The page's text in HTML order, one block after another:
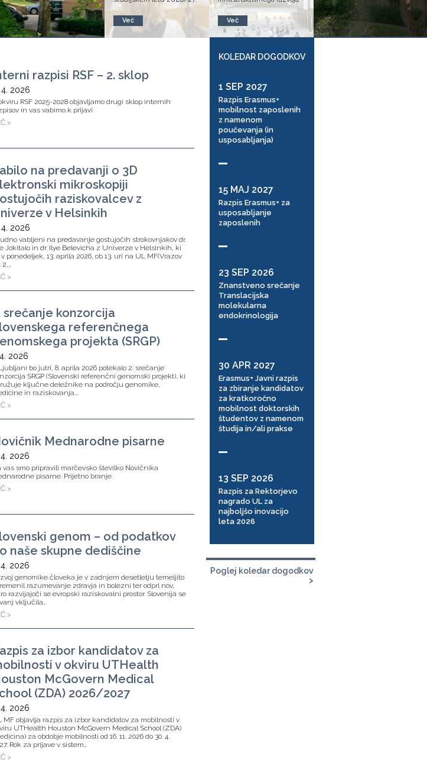
Več
Več
razpisi RSF – 2. sklop
4. 2026
RSF 2025-2028 objavljamo drugi sklop internih
in vas vabimo k prijavi
>
na predavanji o 3D
mikroskopiji
raziskovalcev z
v Helsinkih
4. 2026
vabljeni na predavanje gostujočih strokovnjakov dr.
Jokitalo in dr. Ilye Belevicha z Univerze v Helsinkih, ki
v ponedeljek, 13. aprila 2026, ob 13. uri na UL MF(Vrazov
2,…
>
srečanje konzorcija
referenčnega
projekta (SRGP)
2026
bo jutri, 8. aprila 2026 potekalo 2. srečanje
SRGP (Slovenski referenčni genomski projekt), ki
ključne deležnike na področju genomike,
in raziskovanja.…
>
Mednarodne pisarne
2026
vas smo pripravili marčevsko številko Novičnika
pisarne. Prijetno branje.
>
genom – od podatkov
naše skupne dediščine
2026
genomike človeka je v zadnjem desetletju temeljito
razumevanje zdravja in bolezni ter odprl nov,
razvijajoči se evropski raziskovalni prostor. Slovenija se
vključila…
>
za izbor kandidatov za
v okviru UTHealth
McGovern Medical
(ZDA) 2026/2027
2026
MF objavlja razpis za izbor kandidatov za mobilnosti v
UTHealth Houston McGovern Medical School (ZDA)
za obdobje mobilnosti od 16. 11. 2026 do 30. 4.
Rok za prijave v sistem…
>
KOLEDAR DOGODKOV
1 SEP 2027
Razpis Erasmus+
mobilnost zaposlenih
z namenom
poučevanja (in
usposabljanja)
15 MAJ 2027
Razpis Erasmus+ za
usposabljanje
zaposlenih
23 SEP 2026
Znanstveno srečanje
Translacijska
molekularna
endokrinologija
30 APR 2027
Erasmus+ Javni razpis
za zbiranje kandidatov
za kratkoročno
mobilnost doktorskih
študentov z namenom
študija in/ali prakse
13 SEP 2026
Razpis za Rektorjevo
nagrado UL za
najboljšo inovacijo
leta 2026
Poglej koledar dogodkov
>